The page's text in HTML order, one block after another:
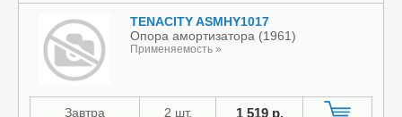
TENACITY ASMHY1017
Опора амортизатора (1961)
Применяемость »
Завтра 2 шт. 1 519 р.